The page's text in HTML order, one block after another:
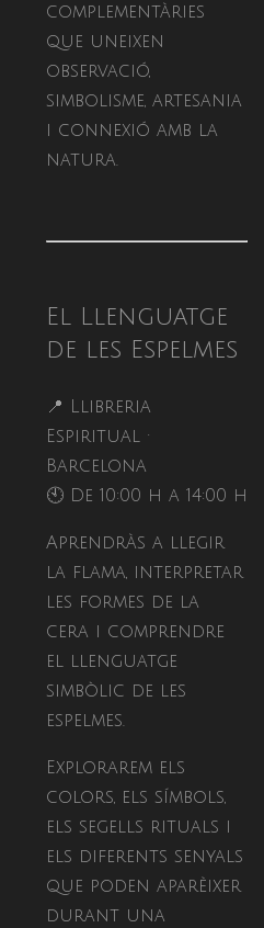
complementàries
que uneixen
observació,
simbolisme, artesania
i connexió amb la
natura.
El Llenguatge
de les Espelmes
📍 Llibreria
Espiritual ·
Barcelona
🕙 De 10:00 h a 14:00 h
Aprendràs a llegir
la flama, interpretar
les formes de la
cera i comprendre
el llenguatge
simbòlic de les
espelmes.
Explorarem els
colors, els símbols,
els segells rituals i
els diferents senyals
que poden aparèixer
durant una